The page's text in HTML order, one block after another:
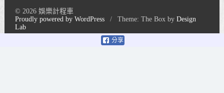
分享
© 2026 娛樂計程車
Proudly powered by WordPress
/ Theme: The Box byDesign
Lab